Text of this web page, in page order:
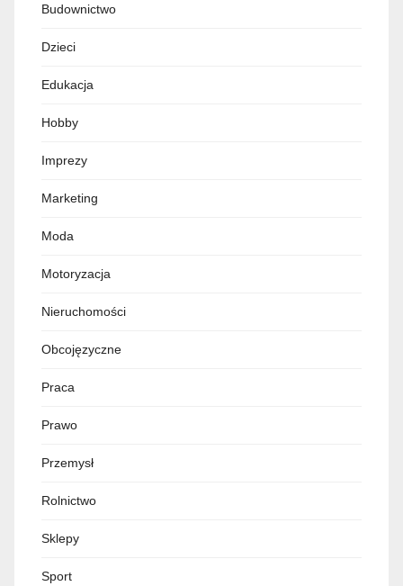
Edukacja
Hobby
Imprezy
Marketing
Moda
Motoryzacja
Nieruchomości
Obcojęzyczne
Praca
Prawo
Przemysł
Rolnictwo
Sklepy
Sport
Technologie
Transport